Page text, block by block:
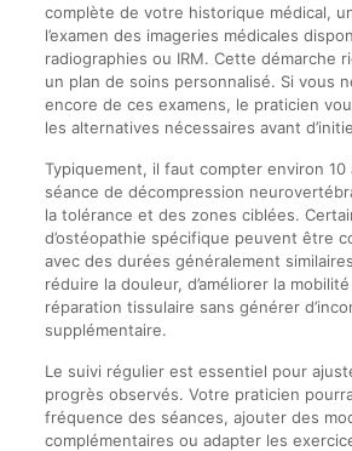
complète de votre historique médical,
l’examen des imageries médicales
radiographies ou IRM. Cette démarche
un plan de soins personnalisé. Si vous
encore de ces examens, le praticien
les alternatives nécessaires avant
Typiquement, il faut compter environ 10
séance de décompression
la tolérance et des zones ciblées.
d’ostéopathie spécifique peuvent être
avec des durées généralement
réduire la douleur, d’améliorer la
réparation tissulaire sans générer
supplémentaire.
Le suivi régulier est essentiel pour
progrès observés. Votre praticien
fréquence des séances, ajouter des
complémentaires ou adapter les